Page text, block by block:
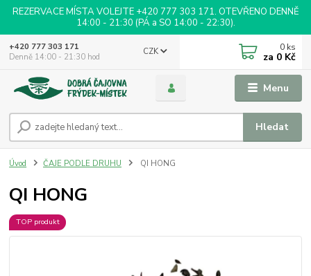
REZERVACE MÍSTA VOLEJTE +420 777 303 171. OTEVŘENO DENNĚ
14:00 - 21:30 (PÁ a SO 14:00 - 22:30).
Menu
CZK
Hledat
+420 777 303 171
Denně 14:00 - 21:30 hod
0 ks
za 0 Kč
Úvod ČAJE PODLE DRUHU QI HONG
QI HONG
TOP produkt